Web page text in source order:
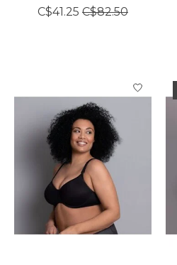
C$41.25 C$82.50